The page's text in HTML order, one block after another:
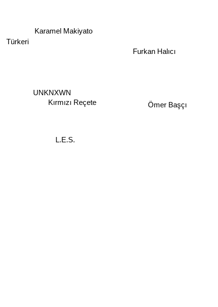
Kırmızı Reçete
Karamel Makiyato
Furkan Halıcı
UNKNXWN
L.E.S.
Ömer Başçı
Türkeri